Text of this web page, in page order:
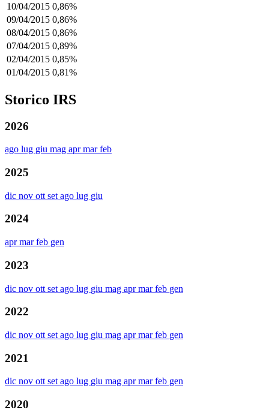
10/04/2015 0,86%
09/04/2015 0,86%
08/04/2015 0,86%
07/04/2015 0,89%
02/04/2015 0,85%
01/04/2015 0,81%
Storico IRS
2026
ago lug giu mag aprmarfeb
2025
dic nov ott set ago lug giu
2024
aprmarfeb gen
2023
dic nov ott set ago lug giu mag aprmarfeb gen
2022
dic nov ott set ago lug giu mag aprmarfeb gen
2021
dic nov ottsetago lug giu mag aprmarfeb gen
2020